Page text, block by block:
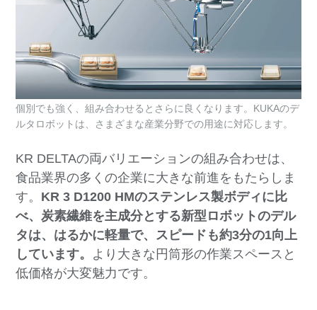
KR DELTAの両バリエーションの組み合わせは、
食品業界の多くの企業に大きな前進をもたらしま
す。 KR 3 D1200 HMのステンレス製ボディに比
べ、炭素繊維を主成分とする新型ロボットのデル
タは、はるかに軽量で、スピードも約3分の1向上
しています。 より大きな円筒形の作業スペースと
低価格が大変魅力です。
個別でも強く、組み合わせるとさらに良くなります。KUKAのデ
ルタロボットは、さまざまな産業分野での用途に対応します。